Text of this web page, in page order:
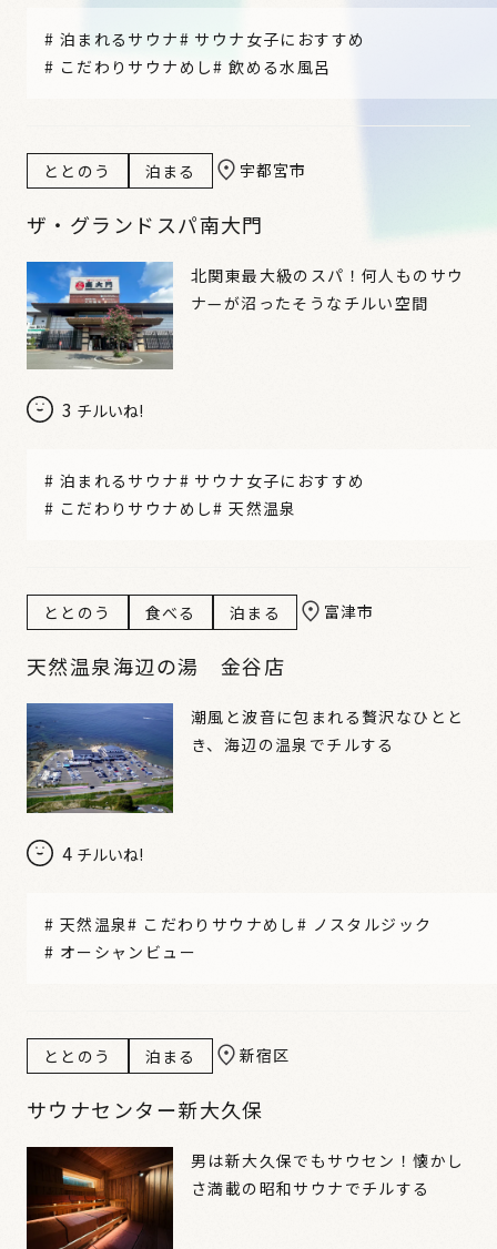
# 泊まれるサウナ# サウナ女子におすすめ
# こだわりサウナめし#飲める水風呂
ととのう 泊まる 宇都宮市
ザ・グランドスパ南大門
3 チルいね!
北関東最大級のスパ！何人ものサウ
ナ—が沼ったそうなチルい空間
# 泊まれるサウナ# サウナ女子におすすめ
# こだわりサウナめし#天然温泉
ととのう 食べる 泊まる 富津市
天然温泉海辺の湯 金谷店
4 チルいね!
潮風と波音に包まれる贅沢なひとと
き、海辺の温泉でチルする
# 天然温泉# こだわりサウナめし # ノスタルジック
# オーシャンビュー
ととのう 泊まる 新宿区
サウナセンター新大久保
男は新大久保でもサウセン！懐かし
さ満載の昭和サウナでチルする